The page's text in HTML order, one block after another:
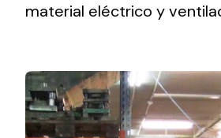
Solar lighting
Variety of solar solutions for all
material eléctrico y